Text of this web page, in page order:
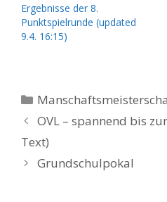
Ergebnisse der 8.
Punktspielrunde (updated
9.4. 16:15)
Kategorien
OVL – spannend bis
Text)
Grundschulpokal